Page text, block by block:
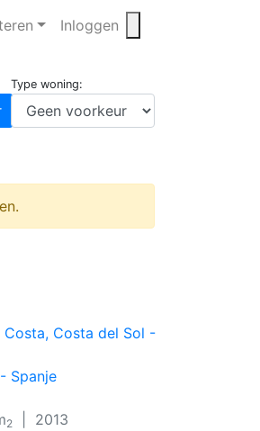
Inloggen
Type woning:
Costa, Costa del Sol -
Spanje
2 | 2013